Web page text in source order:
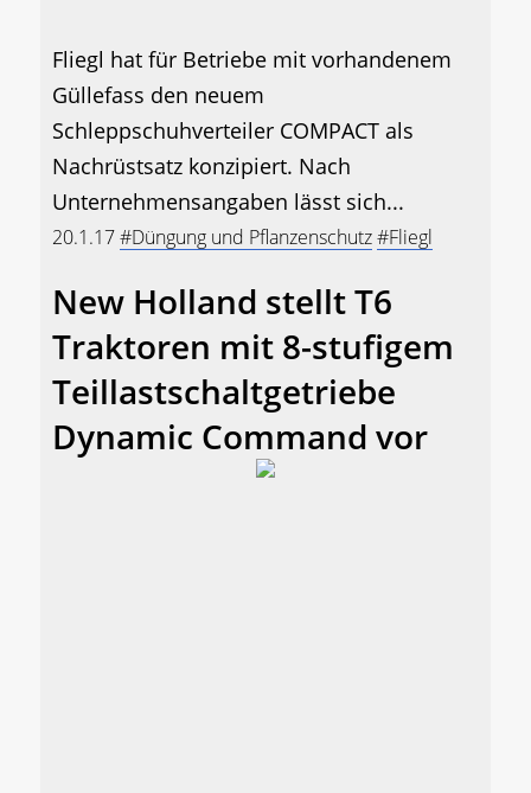
Fliegl hat für Betriebe mit vorhandenem
Güllefass den neuem
Schleppschuhverteiler COMPACT als
Nachrüstsatz konzipiert. Nach
Unternehmensangaben lässt sich...
20.1.17#Düngung und Pflanzenschutz#Fliegl
New Holland stellt T6
Traktoren mit 8-stufigem
Teillastschaltgetriebe
Dynamic Command vor